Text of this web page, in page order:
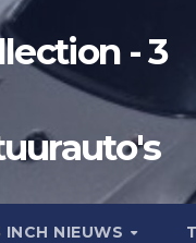
- 3
INCH NIEUWS